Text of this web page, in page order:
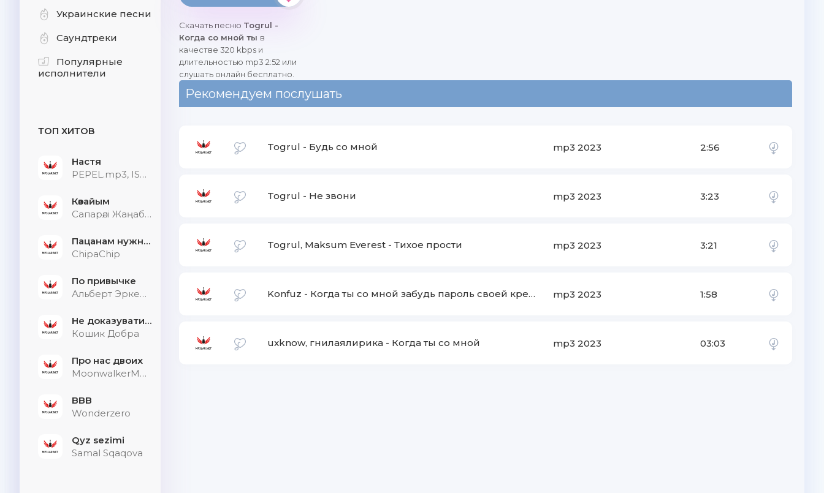
Украинские песни
Саундтреки
Популярные
исполнители
ТОП ХИТОВ
Настя
PEPEL.mp3, ISVNBITOV, Alfredovich
Көзайым
Сапарәлі Жаңабек
Пацанам нужна дыхалка
ChipaChip
По привычке
Альберт Эркенов
Не доказувати тим, хто не слухає
Кошик Добра
Про нас двоих
MoonwalkerMusic
BBB
Wonderzero
Qyz sezimi
Samal Sqaqova
Скачать песню Togrul -
Когда со мной ты в
качестве 320 kbps и
длительностью mp3 2:52 или
слушать онлайн бесплатно.
Рекомендуем послушать
Togrul - Будь со мной mp3 2023 2:56
Togrul - Не звони mp3 2023 3:23
Togrul, Maksum Everest - Тихое прости mp3 2023 3:21
Konfuz - Когда ты со мной забудь пароль своей кредитки mp3 2023 1:58
uxknow, гнилаялирика - Когда ты со мной mp3 2023 03:03